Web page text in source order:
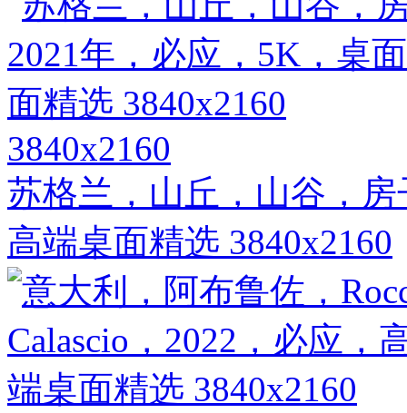
3840x2160
苏格兰，山丘，山谷，
高端桌面精选 3840x2160